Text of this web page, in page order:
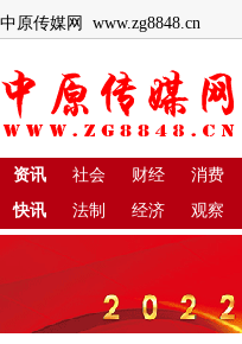
中原传媒网 www.zg8848.cn
资讯 社会 财经 消费
快讯
法制 经济 观察